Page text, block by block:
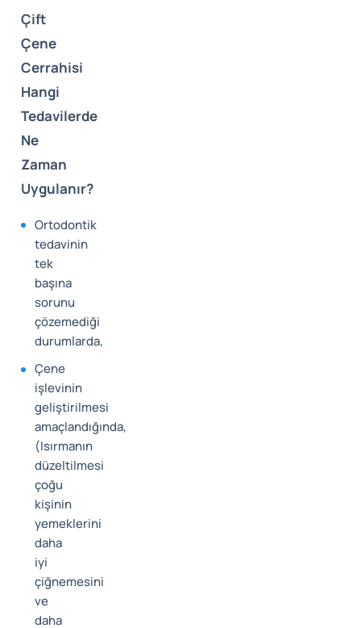
Çift
Çene
Cerrahisi
Hangi
Tedavilerde
Ne
Zaman
Uygulanır?
Ortodontik
tedavinin
tek
başına
sorunu
çözemediği
durumlarda,
Çene
işlevinin
geliştirilmesi
amaçlandığında,
(Isırmanın
düzeltilmesi
çoğu
kişinin
yemeklerini
daha
iyi
çiğnemesini
ve
daha